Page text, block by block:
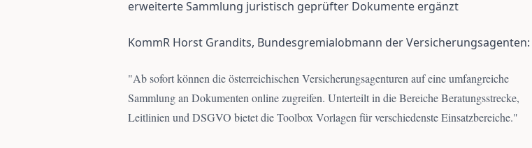
erweiterte Sammlung juristisch geprüfter Dokumente ergänzt
KommR Horst Grandits, Bundesgremialobmann der Versicherungsagenten:
"Ab sofort können die österreichischen Versicherungsagenturen auf eine umfangreiche
Sammlung an Dokumenten online zugreifen. Unterteilt in die Bereiche Beratungsstrecke,
Leitlinien und DSGVO bietet die Toolbox Vorlagen für verschiedenste Einsatzbereiche."